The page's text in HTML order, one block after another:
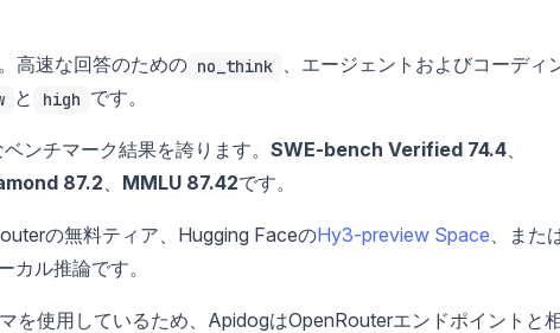
高速な回答のための no_think
、エージェントおよびコーディ
と high です。
ンチマーク結果を誇ります。 SWE-bench Verified 74.4
87.2 MMLU 87.42です。
の無料ティア、Hugging FaceのHy3-preview Space 、また
ル推論です。
を使用しているため、ApidogはOpenRouterエンドポイントと